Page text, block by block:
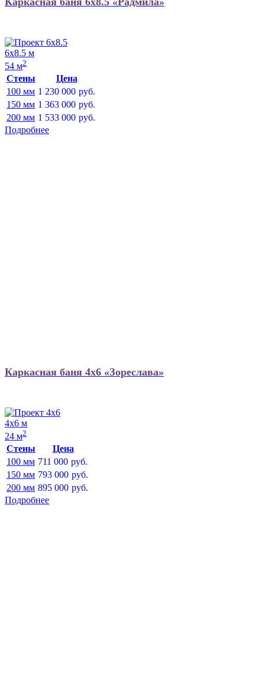
6х8.5 м
54 м2
Стены
Цена
100 мм 1 230 000 руб.
150 мм 1 363 000 руб.
200 мм 1 533 000 руб.
Подробнее
Каркасная баня 4х6 «Зореслава»
4х6 м
24 м2
Стены
Цена
100 мм 711 000 руб.
150 мм 793 000 руб.
200 мм 895 000 руб.
Подробнее